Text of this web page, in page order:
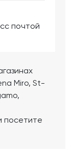
почтой
Miro, St-
посетите